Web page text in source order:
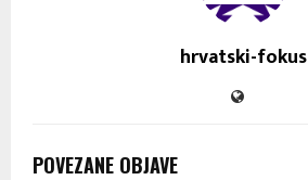
hrvatski-fokus
POVEZANE OBJAVE